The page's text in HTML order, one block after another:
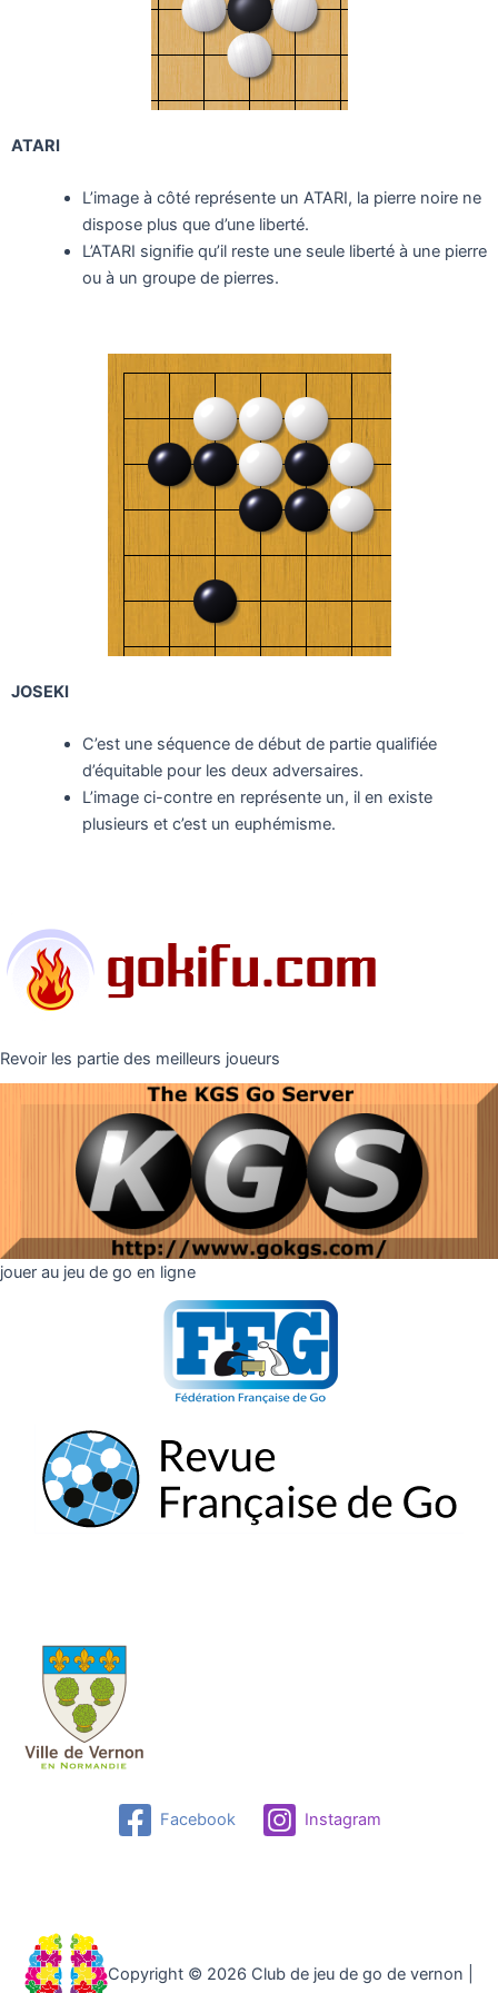
ATARI
L’image à côté représente un ATARI, la pierre noire ne
dispose plus que d’une liberté.
L’ATARI signifie qu’il reste une seule liberté à une pierre
ou à un groupe de pierres.
JOSEKI
C’est une séquence de début de partie qualifiée
d’équitable pour les deux adversaires.
L’image ci-contre en représente un, il en existe
plusieurs et c’est un euphémisme.
Revoir les partie des meilleurs joueurs
jouer au jeu de go en ligne
Facebook Instagram
Copyright © 2026 Club de jeu de go de vernon |